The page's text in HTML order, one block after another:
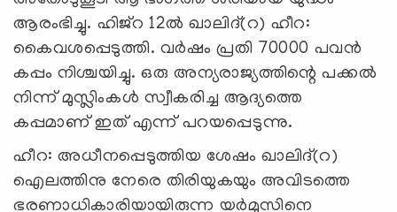
ആരംഭിച്ചു. ഹിജ്‌റ 12ല്‍ ഖാലിദ്(റ) ഹീറ:
കൈവശപ്പെടുത്തി. വര്‍ഷം പ്രതി 70000 പവന്‍
കപ്പം നിശ്ചയിച്ചു. ഒരു അന്യരാജ്യത്തിന്റെ പക്കല്‍
നിന്ന് മുസ്ലിംകള്‍ സ്വീകരിച്ച ആദ്യത്തെ
കപ്പമാണ് ഇത് എന്ന് പറയപ്പെടുന്നു.
ഹീറ: അധീനപ്പെടുത്തിയ ശേഷം ഖാലിദ്(റ)
ഐലത്തിനു നേരെ തിരിയുകയും അവിടത്തെ
ഭരണാധികാരിയായിരുന്ന യര്‍മുസിനെ